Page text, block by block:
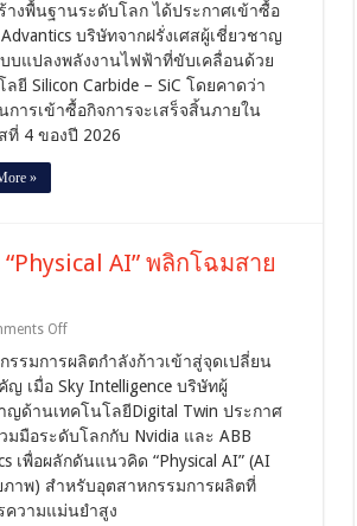
ซื้อ
กิจการ
Advantics
เทคโนโลยี
แปลง
ไฟ
99%
างพื้นฐานระดับโลก ได้ประกาศเข้าซื้อ
บริษัทจากฝรั่งเศสผู้เชี่ยวชาญ
บแปลงพลังงานไฟฟ้าที่ขับเคลื่อนด้วย
ลยี Silicon Carbide – SiC โดยคาดว่า
การเข้าซื้อกิจการจะเสร็จสิ้นภายใน
ที่ 4 ของปี 2026
»
AI” พลิกโฉมสาย
Offon
Intelligence
ผนึก
Nvidia
และ
ABB
ดัน
“Physical
AI”
พลิก
รรมการผลิตกำลังก้าวเข้าสู่จุดเปลี่ยน
ญ เมื่อ Sky Intelligence บริษัทผู้
ญด้านเทคโนโลยีDigital Twin ประกาศ
มมือระดับโลกกับ Nvidia และ ABB
เพื่อผลักดันแนวคิด “Physical AI” (AI
ภาพ) สำหรับอุตสาหกรรมการผลิตที่
ความแม่นยำสูง